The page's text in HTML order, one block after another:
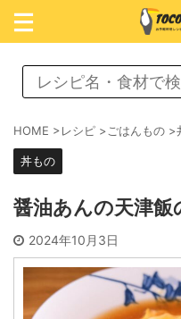
レシピ検索
HOME >レシピ > ごはんもの >
丼もの
醤油あんの天津飯
2024年10月3日